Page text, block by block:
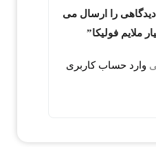
دیدگاهی را ارسال می
ملایم فولیکا”
وارد حساب کاربری